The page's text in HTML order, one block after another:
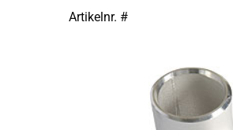
Artikelnr. #